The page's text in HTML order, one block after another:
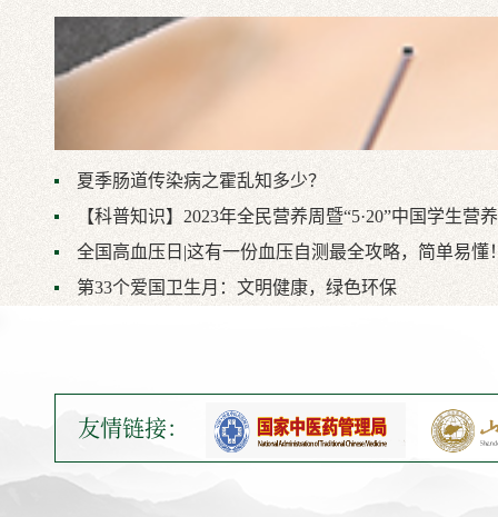
夏季肠道传染病之霍乱知多少？
【科普知识】2023年全民营养周暨“5·20”中国学生营
全国高血压日|这有一份血压自测最全攻略，简单易懂
第33个爱国卫生月：文明健康，绿色环保
友情链接：